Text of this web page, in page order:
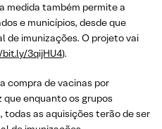
medida também permite a
e municípios, desde que
de imunizações. O projeto vai
3qijHU4).
compra de vacinas por
que enquanto os grupos
todas as aquisições terão de ser